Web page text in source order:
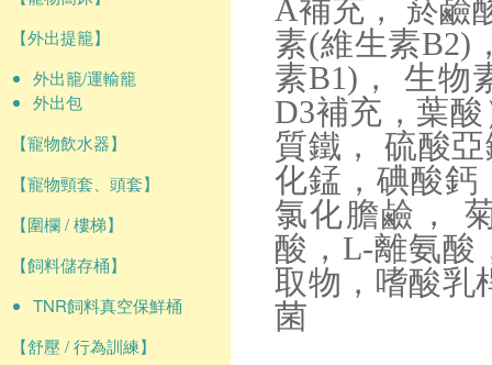
【外出提籠】
外出籠/運輸籠
外出包
【寵物飲水器】
【寵物頸套、頭套】
【圍欄 / 樓梯】
【飼料儲存桶】
TNR飼料真空保鮮桶
【舒壓 / 行為訓練】
A補充， 菸鹼
素(維生素B2)
素B1)， 生物
D3補充，葉
質鐵， 硫酸
化錳，碘酸鈣
氯化膽鹼，
酸，L-離氨酸
取物，嗜酸乳
菌